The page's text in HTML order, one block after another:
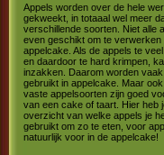
Appels worden over de hele
gekweekt, in totaaal wel meer
verschillende soorten. Niet alle
even geschikt om te verwerken
appelcake. Als de appels te
en daardoor te hard krimpen,
inzakken. Daarom worden
gebruikt in appelcake. Maar
vaste appelsoorten zijn goed
van een cake of taart. Hier heb
overzicht van welke appels je
gebruikt om zo te eten, voor
natuurlijk voor in de appelcake!